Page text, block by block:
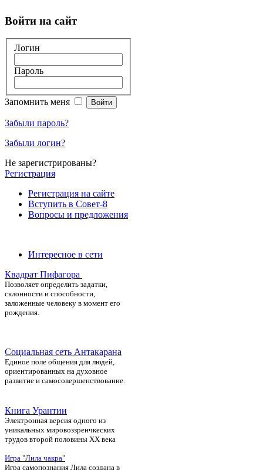
Войти на сайт
Логин
Пароль
Запомнить меня
Забыли пароль?
Забыли логин?
Не зарегистрированы?
Регистрация
Регистрация на сайте
Вступить в Совет-8
Вопросы и предложения
Интересное в сети
Квадрат Пифагора
Позволяет определить задатки,
склонности и способности,
заложенные человеку в момент его
рождения.
Социальная сеть Антакарана
Единое поле общения для людей,
ориентированных на духовное
развитие и самосовершенствование.
Книга Урантии
Электронная версия одного из
уникальных мировоззренчкеских
трудов второй половины ХХ века
Игра "Лила чакра"
Игра самопознания Лила создана в